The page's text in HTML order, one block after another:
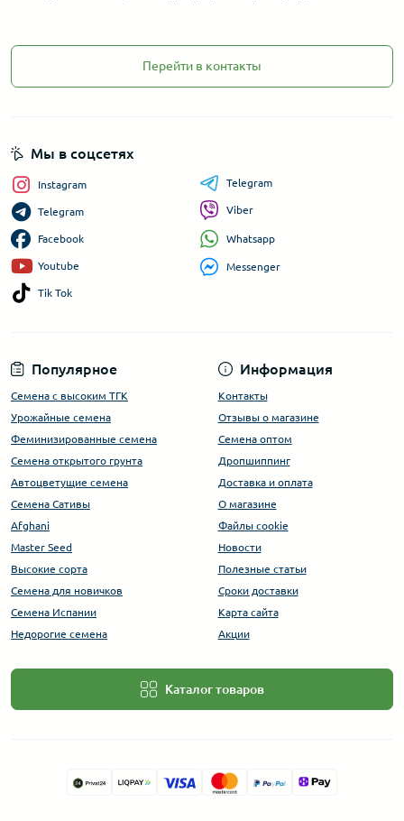
Перейти в контакты
Популярное
Семена с высоким ТГК
Урожайные семена
Феминизированные семена
Семена открытого грунта
Автоцветущие семена
Семена Сативы
Afghani
Master Seed
Высокие сорта
Cемена для новичков
Семена Испании
Недорогие семена
Информация
Контакты
Отзывы о магазине
Семена оптом
Дропшиппинг
Доставка и оплата
О магазине
Файлы cookie
Новости
Полезные статьи
Сроки доставки
Карта сайта
Акции
Каталог товаров
Мы в соцсетях
Instagram
Telegram
Facebook
Youtube
Tik Tok
Telegram
Viber
Whatsapp
Messenger